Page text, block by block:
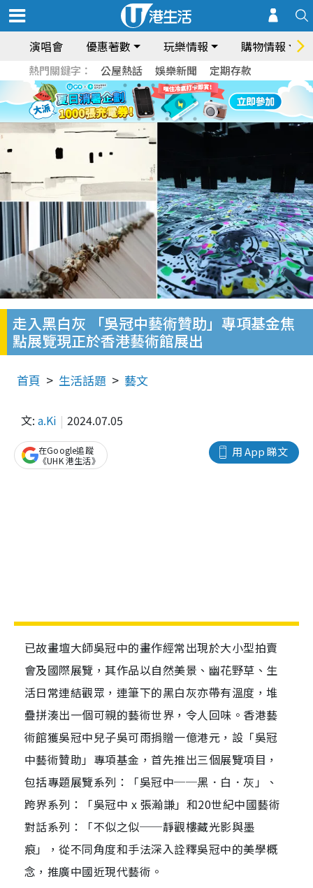
演唱會 優惠著數 玩樂情報 購物情報
熱門關鍵字： 公屋熱話 娛樂新聞 定期存款
走入黑白灰 「吳冠中藝術贊助」專項基金焦
點展覽現正於香港藝術館展出
首頁 生活話題 藝文
文: a.Ki 2024.07.05
用 App 睇文
在Google追蹤
《UHK 港生活》
已故畫壇大師吳冠中的畫作經常出現於大小型拍賣
會及國際展覽，其作品以自然美景、幽花野草、生
活日常連結觀眾，連筆下的黑白灰亦帶有溫度，堆
疊拼湊出一個可親的藝術世界，令人回味。香港藝
術館獲吳冠中兒子吳可雨捐贈一億港元，設「吳冠
中藝術贊助」專項基金，首先推出三個展覽項目，
包括專題展覽系列：「吳冠中──黑．白．灰」、
跨界系列：「吳冠中 x 張瀚謙」和20世紀中國藝術
對話系列：「不似之似──靜觀樓藏光影與墨
痕」，從不同角度和手法深入詮釋吳冠中的美學概
念，推廣中國近現代藝術。